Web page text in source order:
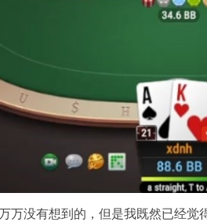
万没有想到的，但是我既然已经觉